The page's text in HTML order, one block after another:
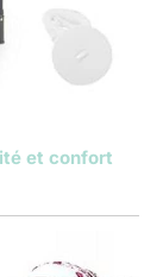
et confort